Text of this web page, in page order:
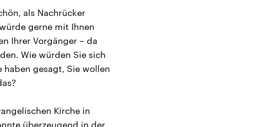
als Nachrücker
gerne mit Ihnen
Ihrer Vorgänger – da
Wie würden Sie sich
haben gesagt, Sie wollen
Kirche in
überzeugend in der